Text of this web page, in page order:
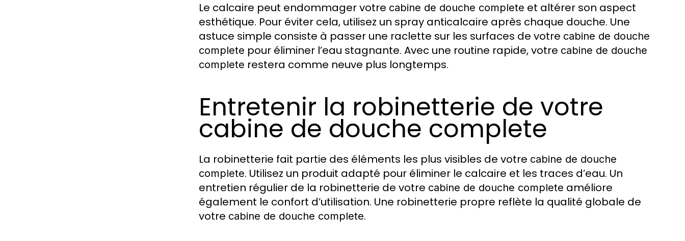
Le calcaire peut endommager votre cabine de douche complete et altérer son aspect
esthétique. Pour éviter cela, utilisez un spray anticalcaire après chaque douche. Une
astuce simple consiste à passer une raclette sur les surfaces de votre cabine de douche
complete pour éliminer l’eau stagnante. Avec une routine rapide, votre cabine de douche
complete restera comme neuve plus longtemps.
Entretenir la robinetterie de votre
cabine de douche complete
La robinetterie fait partie des éléments les plus visibles de votre cabine de douche
complete. Utilisez un produit adapté pour éliminer le calcaire et les traces d’eau. Un
entretien régulier de la robinetterie de votre cabine de douche complete améliore
également le confort d’utilisation. Une robinetterie propre reflète la qualité globale de
votre cabine de douche complete.